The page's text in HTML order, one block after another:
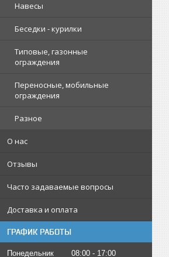
Навесы
Беседки - курилки
Типовые, газонные
ограждения
Переносные, мобильные
ограждения
Разное
О нас
Отзывы
Часто задаваемые вопросы
Доставка и оплата
ГРАФИК РАБОТЫ
Понедельник 08:00
17:00